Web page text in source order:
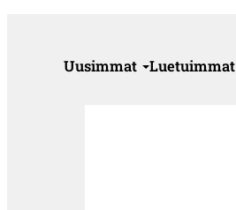
Uusimmat Luetuimmat